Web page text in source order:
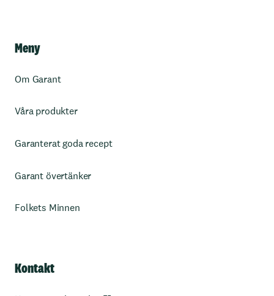
Meny
Om Garant
Våra produkter
Garanterat goda recept
Garant övertänker
Folkets Minnen
Kontakt